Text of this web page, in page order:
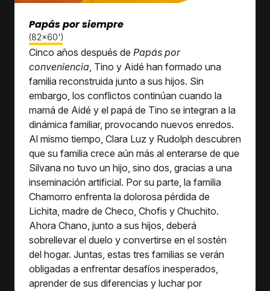
Papás por siempre
(82x60')
Cinco años después de Papás por
conveniencia, Tino y Aidé han formado una
familia reconstruida junto a sus hijos. Sin
embargo, los conflictos continúan cuando la
mamá de Aidé y el papá de Tino se integran a la
dinámica familiar, provocando nuevos enredos.
Al mismo tiempo, Clara Luz y Rudolph descubren
que su familia crece aún más al enterarse de que
Silvana no tuvo un hijo, sino dos, gracias a una
inseminación artificial. Por su parte, la familia
Chamorro enfrenta la dolorosa pérdida de
Lichita, madre de Checo, Chofis y Chuchito.
Ahora Chano, junto a sus hijos, deberá
sobrellevar el duelo y convertirse en el sostén
del hogar. Juntas, estas tres familias se verán
obligadas a enfrentar desafíos inesperados,
aprender de sus diferencias y luchar por